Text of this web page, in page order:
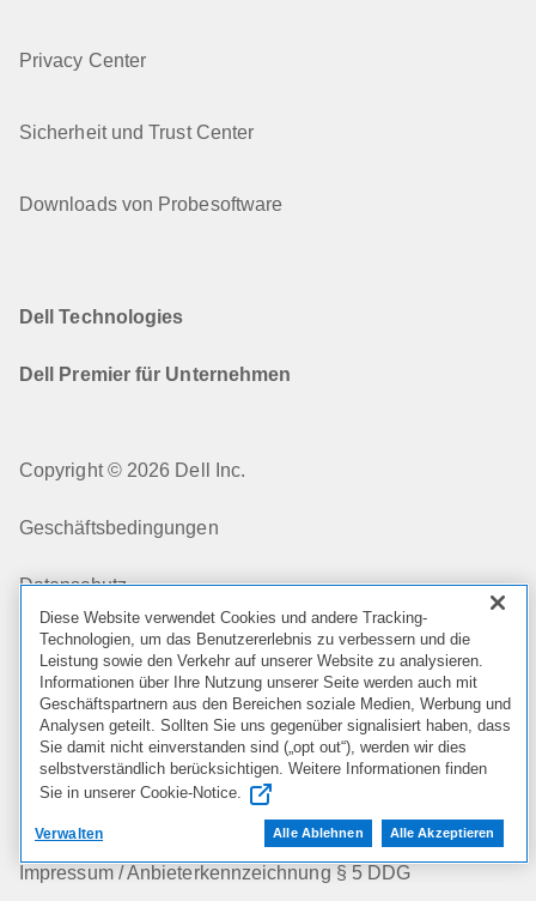
Privacy Center
Sicherheit und Trust Center
Downloads von Probesoftware
Dell Technologies
Dell Premier für Unternehmen
Copyright © 2026 Dell Inc.
Geschäftsbedingungen
Datenschutz
Meine Datenschutzeinstellungen
Cookies, Werbung und Anzeigen
Rechtliches und Compliance
Impressum / Anbieterkennzeichnung § 5 DDG
Diese Website verwendet Cookies und andere Tracking-
Technologien, um das Benutzererlebnis zu verbessern und die
Leistung sowie den Verkehr auf unserer Website zu analysieren.
Informationen über Ihre Nutzung unserer Seite werden auch mit
Geschäftspartnern aus den Bereichen soziale Medien, Werbung und
Analysen geteilt. Sollten Sie uns gegenüber signalisiert haben, dass
Sie damit nicht einverstanden sind („opt out“), werden wir dies
selbstverständlich berücksichtigen. Weitere Informationen finden
Sie in unserer Cookie-Notice.
Verwalten Alle Ablehnen Alle Akzeptieren